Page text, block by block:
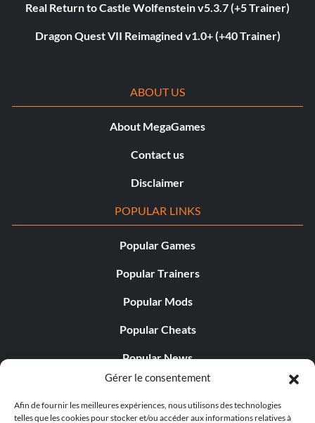
Gérer le consentement
Afin de fournir les meilleures expériences, nous utilisons des technologies
telles que les cookies pour stocker et/ou accéder aux informations relatives à
Real Return to Castle Wolfenstein v5.3.7 (+5 Trainer)
Dragon Quest VII Reimagined v1.0+ (+40 Trainer)
ABOUT US
About MegaGames
Contact us
Disclaimer
POPULAR LINKS
Popular Games
Popular Trainers
Popular Mods
Popular Cheats
Popular News
Popular Editorials
Popular Free Games